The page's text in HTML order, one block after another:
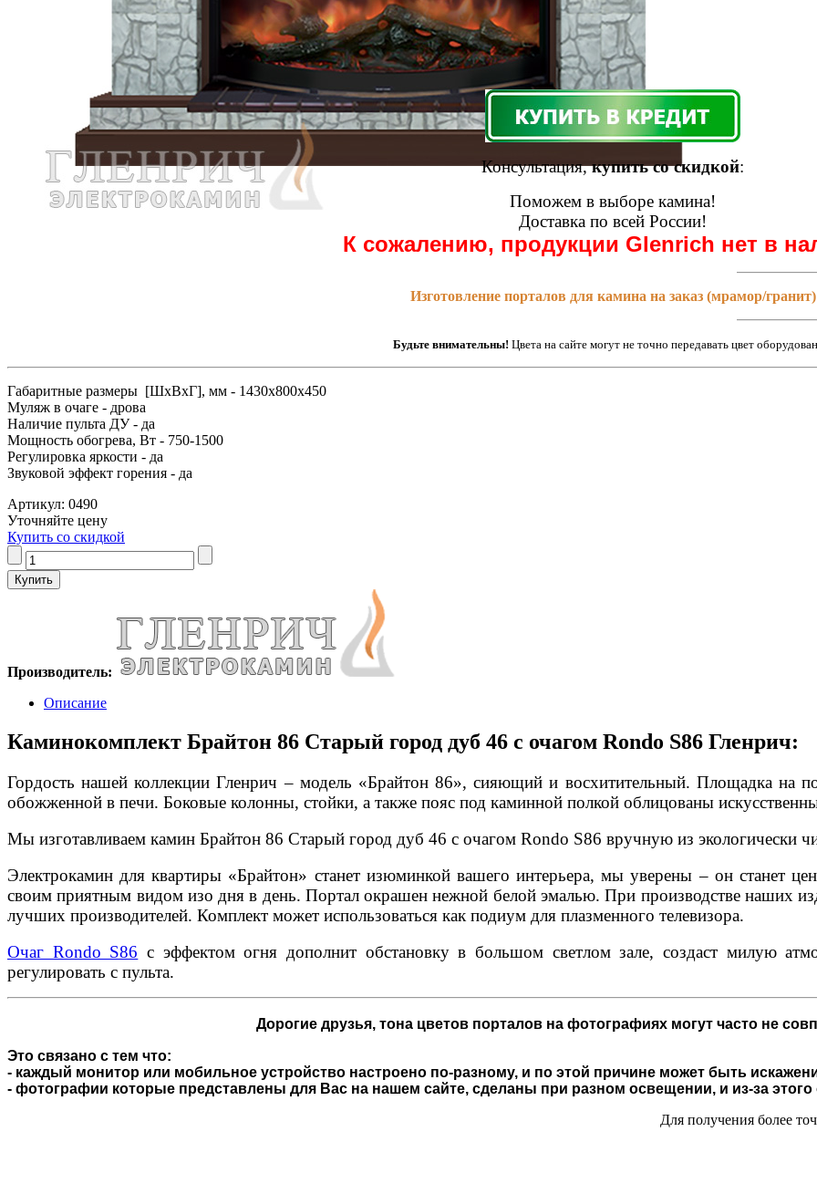
Консультация,купить со скидкой:
Поможем в выборе камина!
Доставка по всей России!
К сожалению, продукции Glenrich нет в
Изготовление порталов для камина на заказ (мрамор/гранит)
Будьте внимательны! Цвета на сайте могут не точно передавать цвет
Габаритные размеры [ШxВxГ], мм - 1430x800x450
Муляж в очаге - дрова
Наличие пульта ДУ - да
Мощность обогрева, Вт - 750-1500
Регулировка яркости - да
Звуковой эффект горения - да
Артикул: 0490
Уточняйте цену
Купить со скидкой
Производитель:
Описание
Каминокомплект Брайтон 86 Старый город дуб 46 с очагом Rondo S86 Гленрич:
Гордость нашей коллекции Гленрич – модель «Брайтон 86», сияющий и восхитительный. Площадка на
обожженной в печи. Боковые колонны, стойки, а также пояс под каминной полкой облицованы
Мы изготавливаем камин Брайтон 86 Старый город дуб 46 с очагом Rondo S86 вручную из экологически
Электрокамин для квартиры «Брайтон» станет изюминкой вашего интерьера, мы уверены – он станет
своим приятным видом изо дня в день. Портал окрашен нежной белой эмалью. При производстве наших
лучших производителей. Комплект может использоваться как подиум для плазменного телевизора.
Очаг Rondo S86 с эффектом огня дополнит обстановку в большом светлом зале, создаст милую
регулировать с пульта.
Дорогие друзья, тона цветов порталов на фотографиях могут часто не
Это связано с тем что:
- каждый монитор или мобильное устройство настроено по-разному, и по этой причине может быть
- фотографии которые представлены для Вас на нашем сайте, сделаны при разном освещении, и из-за
Для получения более